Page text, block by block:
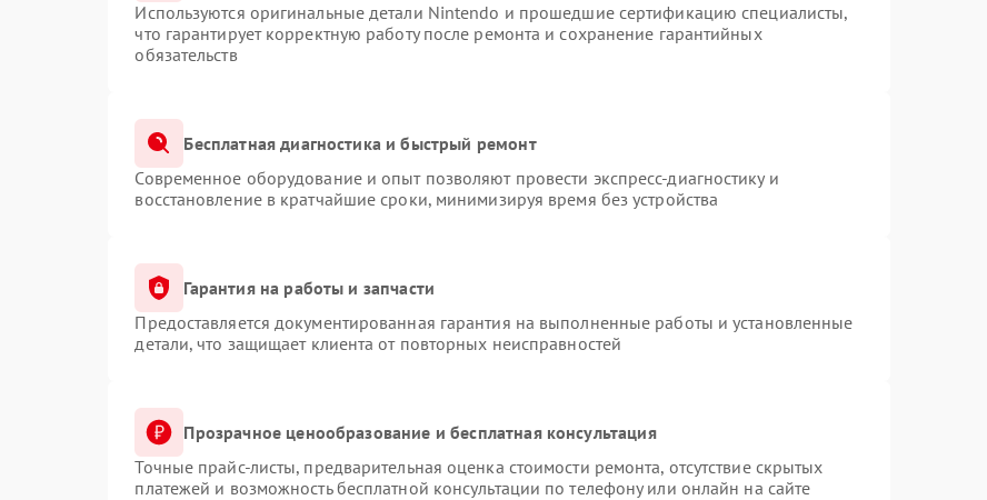
Используются оригинальные детали Nintendo и прошедшие сертификацию специалисты,
что гарантирует корректную работу после ремонта и сохранение гарантийных
обязательств
Бесплатная диагностика и быстрый ремонт
Современное оборудование и опыт позволяют провести экспресс-диагностику и
восстановление в кратчайшие сроки, минимизируя время без устройства
Гарантия на работы и запчасти
Предоставляется документированная гарантия на выполненные работы и установленные
детали, что защищает клиента от повторных неисправностей
Прозрачное ценообразование и бесплатная консультация
Точные прайс-листы, предварительная оценка стоимости ремонта, отсутствие скрытых
платежей и возможность бесплатной консультации по телефону или онлайн на сайте